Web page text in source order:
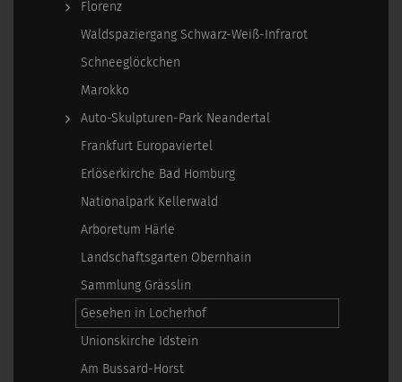
Florenz
Waldspaziergang Schwarz-Weiß-Infrarot
Schneeglöckchen
Marokko
Auto-Skulpturen-Park Neandertal
Frankfurt Europaviertel
Erlöserkirche Bad Homburg
Nationalpark Kellerwald
Arboretum Härle
Landschaftsgarten Obernhain
Sammlung Grässlin
Gesehen in Locherhof
Unionskirche Idstein
Am Bussard-Horst